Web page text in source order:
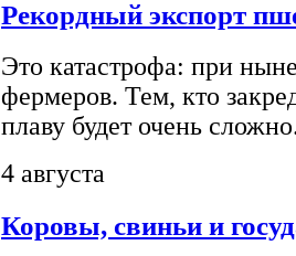
Рекордный экспорт
Это катастрофа: при
фермеров. Тем, кто
плаву будет очень
4 августа
Коровы, свиньи и